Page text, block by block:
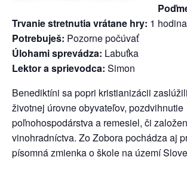
Trvanie stretnutia vrátane hry: 1 hodina
Potrebuješ: Pozorne počúvať
Úlohami sprevádza: Labuťka
Lektor a sprievodca: Simon
Benediktíni sa popri kristianizácii
životnej úrovne obyvateľov, pozdvihnutie
poľnohospodárstva a remesiel, či
vinohradníctva. Zo Zobora pochádza aj
písomná zmienka o škole na území